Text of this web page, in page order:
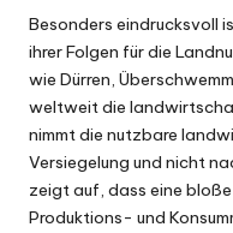
Besonders eindrucksvoll
ihrer Folgen für die
wie Dürren,
weltweit die
nimmt die nutzbare
Versiegelung und nicht
zeigt auf, dass eine
Produktions- und